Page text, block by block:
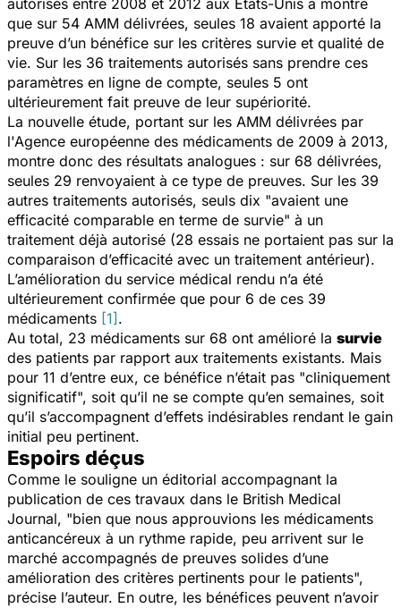
que sur 54 AMM délivrées, seules 18 avaient apporté la
preuve d’un bénéfice sur les critères survie et qualité de
vie. Sur les 36 traitements autorisés sans prendre ces
paramètres en ligne de compte, seules 5 ont
ultérieurement fait preuve de leur supériorité.
La nouvelle étude, portant sur les AMM délivrées par
l'Agence européenne des médicaments de 2009 à 2013,
montre donc des résultats analogues : sur 68 délivrées,
seules 29 renvoyaient à ce type de preuves. Sur les 39
autres traitements autorisés, seuls dix "avaient une
efficacité comparable en terme de survie" à un
traitement déjà autorisé (28 essais ne portaient pas sur la
comparaison d’efficacité avec un traitement antérieur).
L’amélioration du service médical rendu n’a été
ultérieurement confirmée que pour 6 de ces 39
médicaments [1].
Au total, 23 médicaments sur 68 ont amélioré la survie
des patients par rapport aux traitements existants. Mais
pour 11 d’entre eux, ce bénéfice n’était pas "cliniquement
significatif", soit qu’il ne se compte qu’en semaines, soit
qu’il s’accompagnent d’effets indésirables rendant le gain
initial peu pertinent.
Espoirs déçus
Comme le souligne un éditorial accompagnant la
publication de ces travaux dans le British Medical
Journal, "bien que nous approuvions les médicaments
anticancéreux à un rythme rapide, peu arrivent sur le
marché accompagnés de preuves solides d’une
amélioration des critères pertinents pour le patients",
précise l’auteur. En outre, les bénéfices peuvent n’avoir